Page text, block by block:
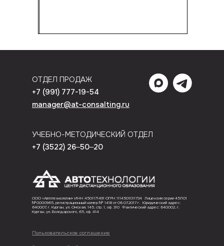
ОТДЕЛ ПРОДАЖ
+7 (991) 777-19-54
manager@at-consalting.ru
ООО «‎Автотехнологии» ИНН 4501171491 ОГРН 1114501011734 Лицензия серии 45Л01
№0000965, регистрационный номер № 1418 от 06.07.2017 г. Юридический адрес:
640007, г. Курган, ул. Омская, 145, стр. 1, оф. 310 Фактический адрес: 640002, г.
Курган, ул. Володарского, 65, оф. 414
УЧЕБНО-МЕТОДИЧЕСКИЙ ОТДЕЛ
+7 (3522) 26‒50‒20
Пользовательское соглашение